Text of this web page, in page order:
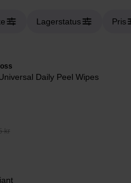
Lagerstatus Pris
Daily Peel Wipes
kr